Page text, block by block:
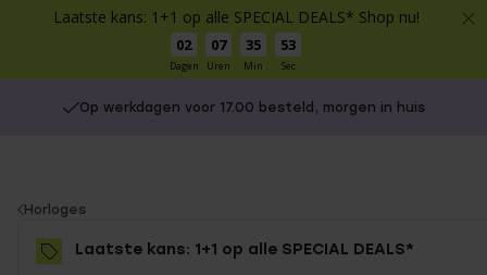
Laatste kans: 1+1 op alle SPECIAL DEALS* Shop nu!
02
Dagen
07
Uren
35
Min
53
Sec
Op werkdagen voor 17.00 besteld, morgen in huis
You
are
here:
Horloges
Laatste kans: 1+1 op alle SPECIAL DEALS*